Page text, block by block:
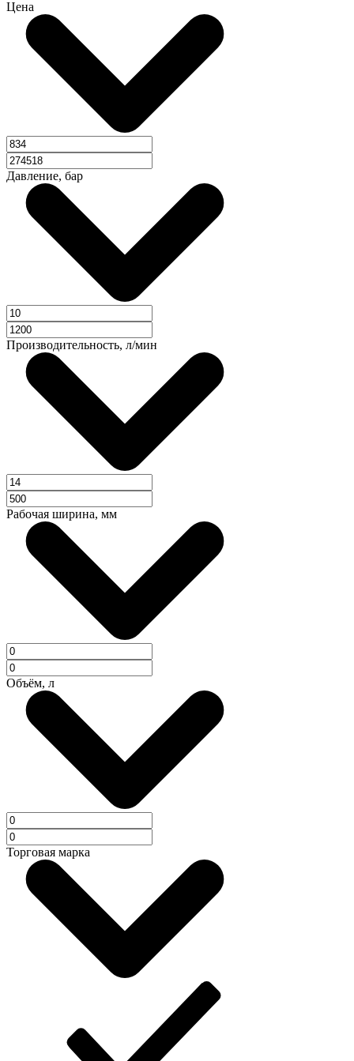
Цена
Давление, бар
Производительность, л/мин
Рабочая ширина, мм
Объём, л
Торговая марка